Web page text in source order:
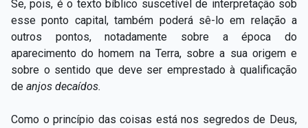
Se, pois, é o texto bíblico suscetível de interpretação sob
esse ponto capital, também poderá sê-lo em relação a
outros pontos, notadamente sobre a época do
aparecimento do homem na Terra, sobre a sua origem e
sobre o sentido que deve ser emprestado à qualificação
de anjos decaídos.
Como o princípio das coisas está nos segredos de Deus,